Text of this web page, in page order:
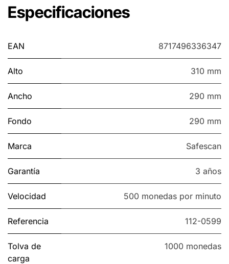
Especificaciones
EAN 8717496336347
Alto 310 mm
Ancho 290 mm
Fondo 290 mm
Marca Safescan
Garantía 3 años
Velocidad 500 monedas por minuto
Referencia 112-0599
Tolva de
carga
1000 monedas